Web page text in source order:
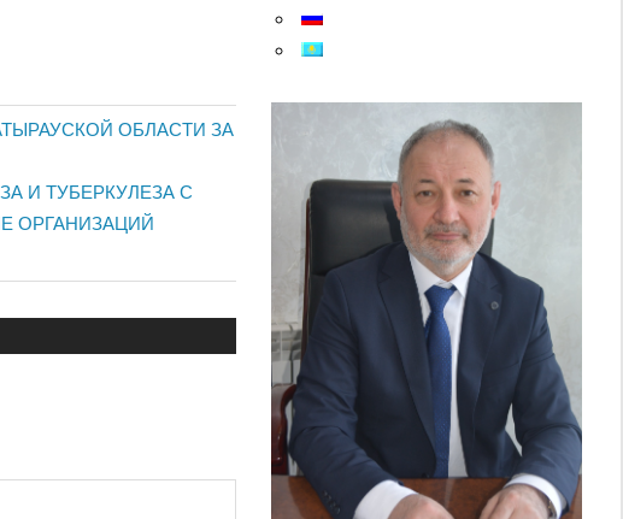
ОБЛАСТИ ЗА
И ТУБЕРКУЛЕЗА С
ОРГАНИЗАЦИЙ